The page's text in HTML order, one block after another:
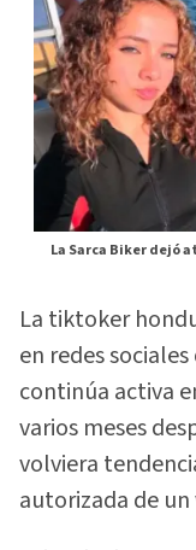
La Sarca Biker dejó
La tiktoker
en redes
continúa activa
varios meses
volviera
autorizada de